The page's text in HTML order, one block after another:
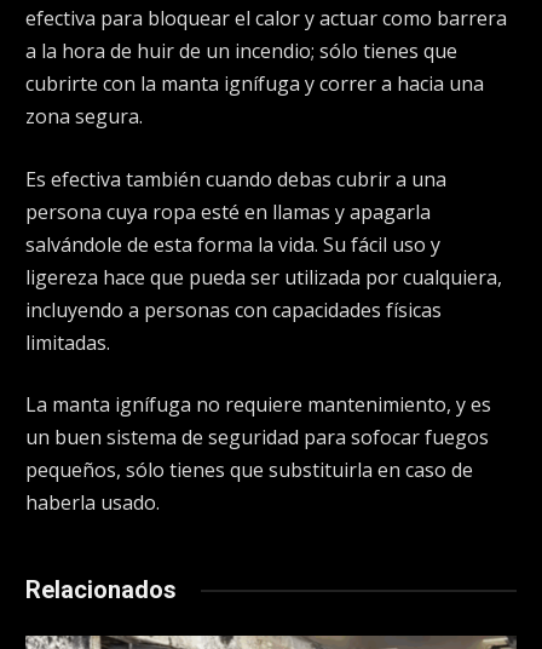
efectiva para bloquear el calor y actuar como barrera
a la hora de huir de un incendio; sólo tienes que
cubrirte con la manta ignífuga y correr a hacia una
zona segura.
Es efectiva también cuando debas cubrir a una
persona cuya ropa esté en llamas y apagarla
salvándole de esta forma la vida. Su fácil uso y
ligereza hace que pueda ser utilizada por cualquiera,
incluyendo a personas con capacidades físicas
limitadas.
La manta ignífuga no requiere mantenimiento, y es
un buen sistema de seguridad para sofocar fuegos
pequeños, sólo tienes que substituirla en caso de
haberla usado.
Relacionados